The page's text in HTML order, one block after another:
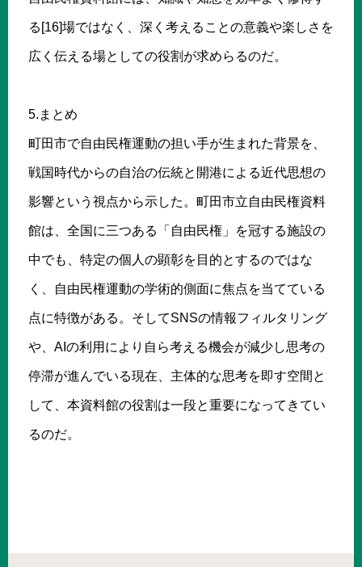
る[16]場ではなく、深く考えることの意義や楽しさを
広く伝える場としての役割が求めらるのだ。
5.まとめ
町田市で自由民権運動の担い手が生まれた背景を、
戦国時代からの自治の伝統と開港による近代思想の
影響という視点から示した。町田市立自由民権資料
館は、全国に三つある「自由民権」を冠する施設の
中でも、特定の個人の顕彰を目的とするのではな
く、自由民権運動の学術的側面に焦点を当てている
点に特徴がある。そしてSNSの情報フィルタリング
や、AIの利用により自ら考える機会が減少し思考の
停滞が進んでいる現在、主体的な思考を即す空間と
して、本資料館の役割は一段と重要になってきてい
るのだ。